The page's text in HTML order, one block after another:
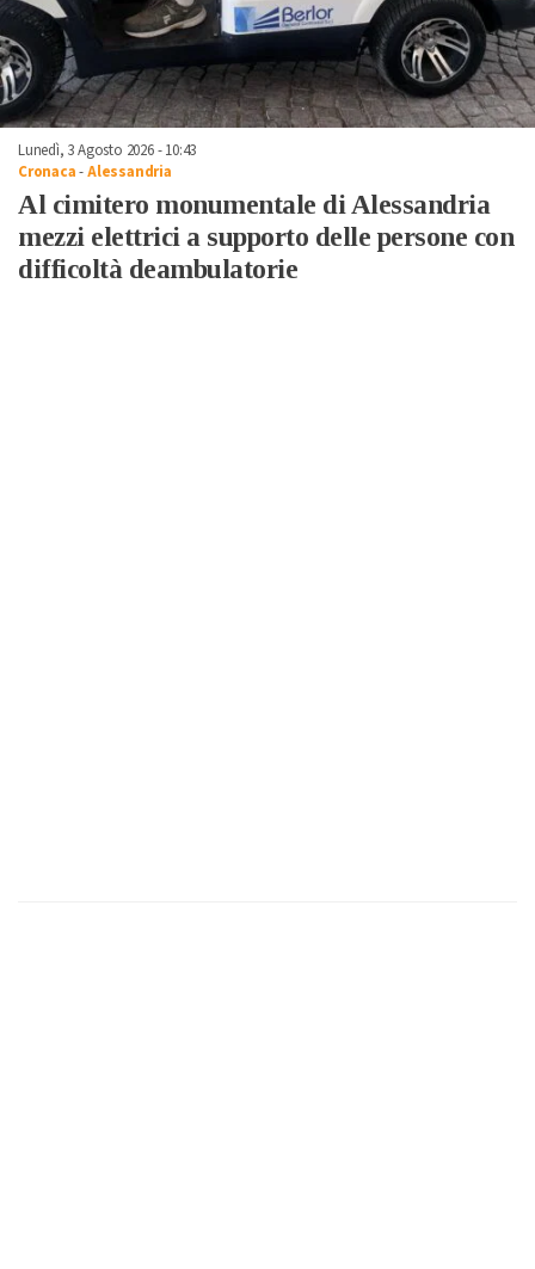
Lunedì, 3 Agosto 2026 - 10:43
Cronaca-Alessandria
Al cimitero monumentale di Alessandria
mezzi elettrici a supporto delle persone con
difficoltà deambulatorie